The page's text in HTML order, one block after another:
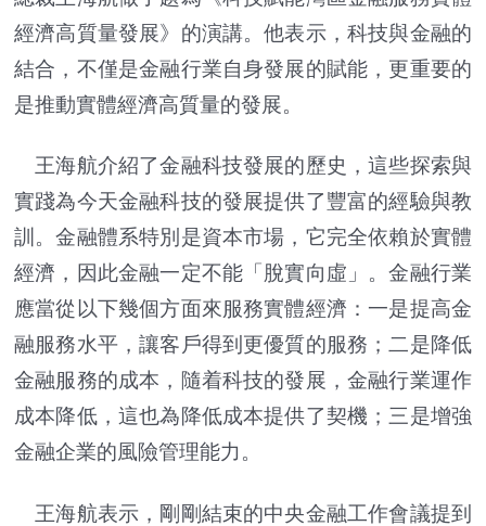
經濟高質量發展》的演講。他表示，科技與金融的
結合，不僅是金融行業自身發展的賦能，更重要的
是推動實體經濟高質量的發展。
王海航介紹了金融科技發展的歷史，這些探索與
實踐為今天金融科技的發展提供了豐富的經驗與教
訓。金融體系特別是資本市場，它完全依賴於實體
經濟，因此金融一定不能「脫實向虛」。金融行業
應當從以下幾個方面來服務實體經濟：一是提高金
融服務水平，讓客戶得到更優質的服務；二是降低
金融服務的成本，隨着科技的發展，金融行業運作
成本降低，這也為降低成本提供了契機；三是增強
金融企業的風險管理能力。
王海航表示，剛剛結束的中央金融工作會議提到